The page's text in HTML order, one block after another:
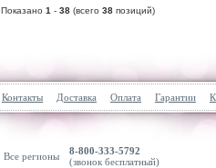
Показано 1 - 38 (всего 38 позиций)
Контакты Доставка Оплата Гарантии
Все регионы
8-800-333-5792
(звонок бесплатный)